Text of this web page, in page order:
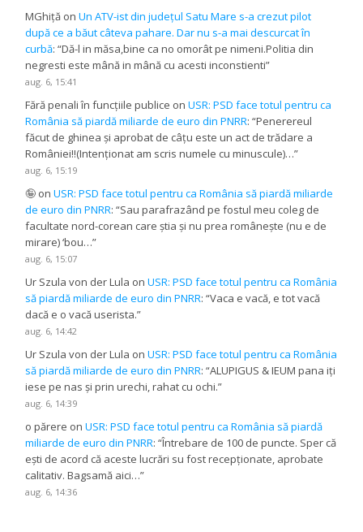
MGhiță onUn ATV-ist din județul Satu Mare s-a crezut pilot
după ce a băut câteva pahare. Dar nu s-a mai descurcat în
curbă: “Dă-l in măsa,bine ca no omorât pe nimeni.Politia din
negresti este mână in mână cu acesti inconstienti”
aug. 6, 15:41
Fără penali în funcțiile publice onUSR: PSD face totul pentru ca
România să piardă miliarde de euro din PNRR: “Penerereul
făcut de ghinea și aprobat de câțu este un act de trădare a
României!!(Intenționat am scris numele cu minuscule)…”
aug. 6, 15:19
🤪 onUSR: PSD face totul pentru ca România să piardă miliarde
de euro din PNRR: “Sau parafrazând pe fostul meu coleg de
facultate nord-corean care știa și nu prea românește (nu e de
mirare) ‘bou…”
aug. 6, 15:07
Ur Szula von der Lula onUSR: PSD face totul pentru ca România
să piardă miliarde de euro din PNRR: “Vaca e vacă, e tot vacă
dacă e o vacă userista.”
aug. 6, 14:42
Ur Szula von der Lula onUSR: PSD face totul pentru ca România
să piardă miliarde de euro din PNRR: “ALUPIGUS & IEUM pana iți
iese pe nas și prin urechi, rahat cu ochi.”
aug. 6, 14:39
o părere onUSR: PSD face totul pentru ca România să piardă
miliarde de euro din PNRR: “Întrebare de 100 de puncte. Sper că
ești de acord că aceste lucrări su fost recepționate, aprobate
calitativ. Bagsamă aici…”
aug. 6, 14:36